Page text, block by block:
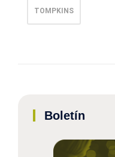
TOMPKINS
Boletín